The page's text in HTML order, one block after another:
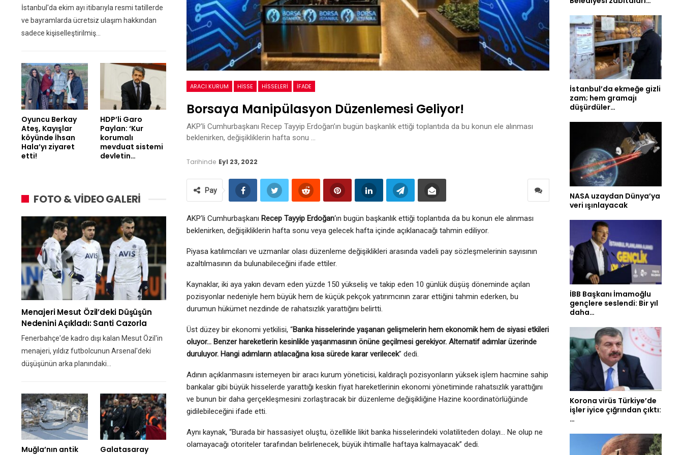
ARACI KURUM HISSE HISSELERI İFADE
Borsaya Manipülasyon Düzenlemesi Geliyor!
AKP’li Cumhurbaşkanı Recep Tayyip Erdoğan’ın bugün başkanlık ettiği toplantıda da bu konun ele alınması
beklenirken, değişikliklerin hafta sonu …
Tarihinde Eyl 23, 2022
Pay
AKP’li Cumhurbaşkanı Recep Tayyip Erdoğan‘ın bugün başkanlık ettiği toplantıda da bu konun ele alınması
beklenirken, değişikliklerin hafta sonu veya gelecek hafta içinde açıklanacağı tahmin ediliyor.
Piyasa katılımcıları ve uzmanlar olası düzenleme değişiklikleri arasında vadeli pay sözleşmelerinin sayısının
azaltılmasının da bulunabileceğini ifade ettiler.
Kaynaklar, iki aya yakın devam eden yüzde 150 yükseliş ve takip eden 10 günlük düşüş döneminde açılan
pozisyonlar nedeniyle hem büyük hem de küçük pekçok yatırımcının zarar ettiğini tahmin ederken, bu
durumun hükümet nezdinde de rahatsızlık yarattığını belirtti.
Üst düzey bir ekonomi yetkilisi, “Banka hisselerinde yaşanan gelişmelerin hem ekonomik hem de siyasi etkileri
oluyor… Benzer hareketlerin kesinlikle yaşanmasının önüne geçilmesi gerekiyor. Alternatif adımlar üzerinde
duruluyor. Hangi adımların atılacağına kısa sürede karar verilecek” dedi.
Adının açıklanmasını istemeyen bir aracı kurum yöneticisi, kaldıraçlı pozisyonların yüksek işlem hacmine sahip
bankalar gibi büyük hisselerde yarattığı keskin fiyat hareketlerinin ekonomi yönetiminde rahatsızlık yarattığını
ve bunun bir daha gerçekleşmesini zorlaştıracak bir düzenleme değişikliğine Hazine koordinatörlüğünde
gidilebileceğini ifade etti.
Aynı kaynak, “Burada bir hassasiyet oluştu, özellikle likit banka hisselerindeki volatiliteden dolayı… Ne olup ne
olamayacağı otoriteler tarafından belirlenecek, büyük ihtimalle haftaya kalmayacak” dedi.
İstanbul'da ekim ayı itibarıyla resmi tatillerde
ve bayramlarda ücretsiz ulaşım hakkından
sadece kişiselleştirilmiş…
Oyuncu Berkay
Ateş, Kayışlar
köyünde İhsan
Hala’yı ziyaret
etti!
HDP’li Garo
Paylan: ‘Kur
korumalı
mevduat sistemi
devletin…
FOTO & VİDEO GALERİ
Menajeri Mesut Özil’deki Düşüşün
Nedenini Açıkladı: Santi Cazorla
Fenerbahçe'de kadro dışı kalan Mesut Özil'in
menajeri, yıldız futbolcunun Arsenal'deki
düşüşünün arka planındaki…
Muğla’nın antik
Galatasaray
İstanbul’da ekmeğe gizli
zam; hem gramajı
düşürdüler…
NASA uzaydan Dünya’ya
veri ışınlayacak
İBB Başkanı İmamoğlu
gençlere seslendi: Bir yıl
daha…
Korona virüs Türkiye’de
işler iyice çığrından çıktı:
…